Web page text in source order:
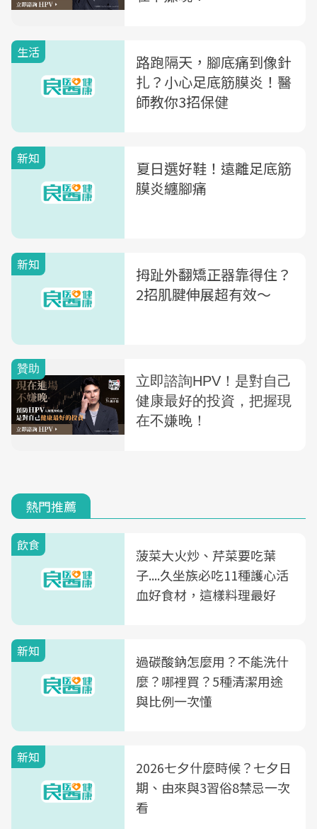
生活
路跑隔天，腳底痛到像針
扎？小心足底筋膜炎！醫
師教你3招保健
新知
夏日選好鞋！遠離足底筋
膜炎纏腳痛
新知
拇趾外翻矯正器靠得住？
2招肌腱伸展超有效〜
熱門推薦
飲食
菠菜大火炒、芹菜要吃葉
子....久坐族必吃11種護心活
血好食材，這樣料理最好
新知
過碳酸鈉怎麼用？不能洗什
麼？哪裡買？5種清潔用途
與比例一次懂
新知
2026七夕什麼時候？七夕日
期、由來與3習俗8禁忌一次
看